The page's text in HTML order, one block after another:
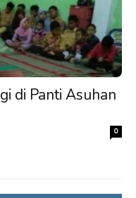
di Panti Asuhan
0